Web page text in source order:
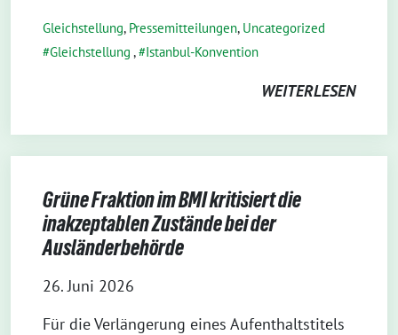
Gleichstellung, Pressemitteilungen, Uncategorized
Gleichstellung , Istanbul-Konvention
WEITERLESEN
Grüne Fraktion im BMI kritisiert die
inakzeptablen Zustände bei der
Ausländerbehörde
26. Juni 2026
Für die Verlängerung eines Aufenthaltstitels